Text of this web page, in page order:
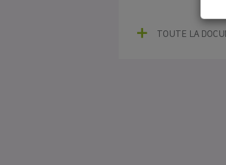
TOUTE LA